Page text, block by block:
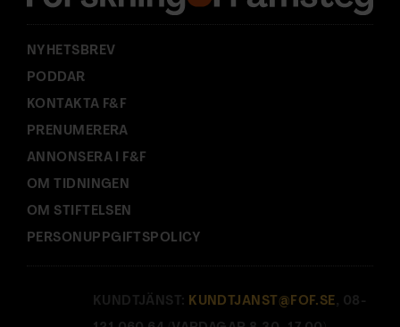
:
NYHETSBREV
PODDAR
KONTAKTA F&F
PRENUMERERA
ANNONSERA I F&F
OM TIDNINGEN
OM STIFTELSEN
PERSONUPPGIFTSPOLICY
KUNDTJÄNST: KUNDTJANST@FOF.SE , 08-